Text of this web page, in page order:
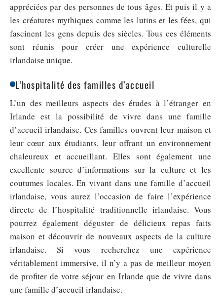
appréciées par des personnes de tous âges. Et puis il y a
les créatures mythiques comme les lutins et les fées, qui
fascinent les gens depuis des siècles. Tous ces éléments
sont réunis pour créer une expérience culturelle
irlandaise unique.
L’hospitalité des familles d’accueil
L’un des meilleurs aspects des études à l’étranger en
Irlande est la possibilité de vivre dans une famille
d’accueil irlandaise. Ces familles ouvrent leur maison et
leur cœur aux étudiants, leur offrant un environnement
chaleureux et accueillant. Elles sont également une
excellente source d’informations sur la culture et les
coutumes locales. En vivant dans une famille d’accueil
irlandaise, vous aurez l’occasion de faire l’expérience
directe de l’hospitalité traditionnelle irlandaise. Vous
pourrez également déguster de délicieux repas faits
maison et découvrir de nouveaux aspects de la culture
irlandaise. Si vous recherchez une expérience
véritablement immersive, il n’y a pas de meilleur moyen
de profiter de votre séjour en Irlande que de vivre dans
une famille d’accueil irlandaise.